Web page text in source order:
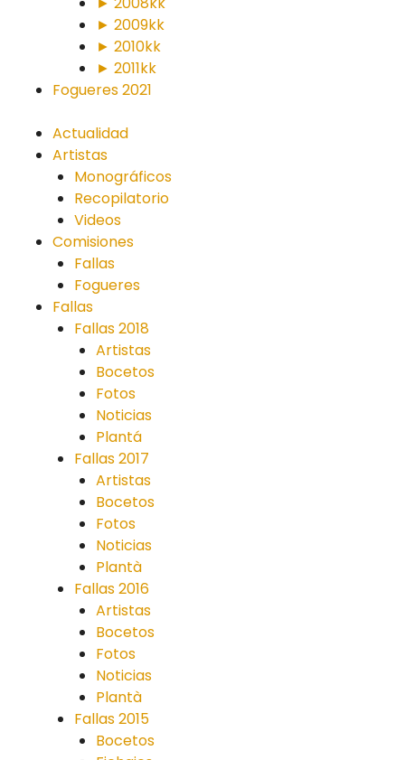
► 2009kk
► 2010kk
► 2011kk
Fogueres 2021
Actualidad
Artistas
Monográficos
Recopilatorio
Videos
Comisiones
Fallas
Fogueres
Fallas
Fallas 2018
Artistas
Bocetos
Fotos
Noticias
Plantá
Fallas 2017
Artistas
Bocetos
Fotos
Noticias
Plantà
Fallas 2016
Artistas
Bocetos
Fotos
Noticias
Plantà
Fallas 2015
Bocetos